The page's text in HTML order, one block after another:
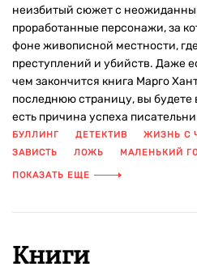
неизбитый сюжет с
проработанные персонажи, за
фоне живописной местности,
преступлений и убийств. Даже
чем закончится книга Марго
последнюю страницу, вы будете
есть причина успеха
БУЛЛИНГ ДЕТЕКТИВ
ЖИЗНЬ С
ЗАВИСТЬ
ЛОЖЬ МАЛЕНЬКИЙ
НАПРЯЖЕНИЕ
ПОДРОСТКИ
ПОКАЗАТЬ ЕЩЕ
Книги